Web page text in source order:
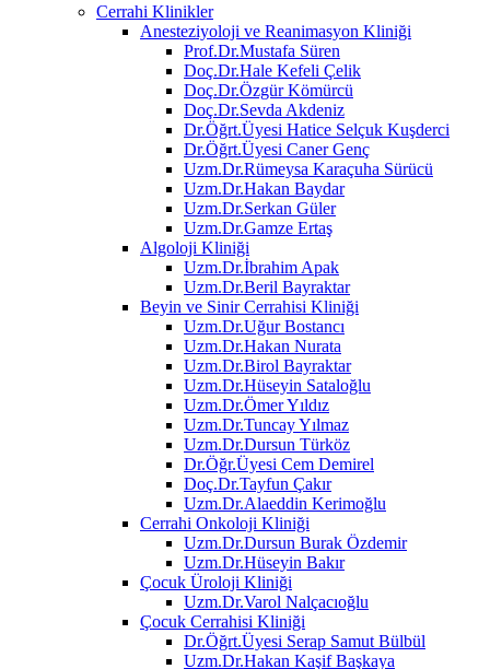
Cerrahi Klinikler
Anesteziyoloji ve Reanimasyon Kliniği
Prof.Dr.Mustafa Süren
Doç.Dr.Hale Kefeli Çelik
Doç.Dr.Özgür Kömürcü
Doç.Dr.Sevda Akdeniz
Dr.Öğrt.Üyesi Hatice Selçuk Kuşderci
Dr.Öğrt.Üyesi Caner Genç
Uzm.Dr.Rümeysa Karaçuha Sürücü
Uzm.Dr.Hakan Baydar
Uzm.Dr.Serkan Güler
Uzm.Dr.Gamze Ertaş
Algoloji Kliniği
Uzm.Dr.İbrahim Apak
Uzm.Dr.Beril Bayraktar
Beyin ve Sinir Cerrahisi Kliniği
Uzm.Dr.Uğur Bostancı
Uzm.Dr.Hakan Nurata
Uzm.Dr.Birol Bayraktar
Uzm.Dr.Hüseyin Sataloğlu
Uzm.Dr.Ömer Yıldız
Uzm.Dr.Tuncay Yılmaz
Uzm.Dr.Dursun Türköz
Dr.Öğr.Üyesi Cem Demirel
Doç.Dr.Tayfun Çakır
Uzm.Dr.Alaeddin Kerimoğlu
Cerrahi Onkoloji Kliniği
Uzm.Dr.Dursun Burak Özdemir
Uzm.Dr.Hüseyin Bakır
Çocuk Üroloji Kliniği
Uzm.Dr.Varol Nalçacıoğlu
Çocuk Cerrahisi Kliniği
Dr.Öğrt.Üyesi Serap Samut Bülbül
Uzm.Dr.Hakan Kaşif Başkaya